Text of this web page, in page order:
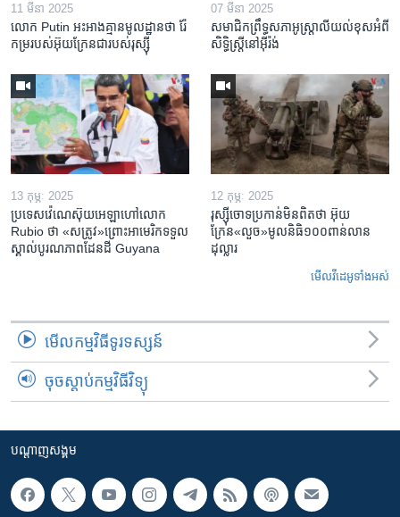
11 មីនា 2025
លោក Putin អះអាង​គ្មាន​មូលដ្ឋាន​ថា រ៉ែ​
កម្រ​របស់​អ៊ុយក្រែន​ជា​របស់​រុស្ស៊ី
07 មីនា 2025
សមាជិកព្រឹទ្ធសភាអូស្ត្រាលីយល់ខុសអំពី
សិទ្ធិស្ត្រីនៅអ៊ីរ៉ង់
13 កុម្ភៈ 2025
ប្រទេសវ៉េណេស៊ុយអេឡាហៅលោក
Rubio ថា «សត្រូវ»ព្រោះអាមេរិកទទួល
ស្គាល់បូរណភាពដែនដី Guyana
12 កុម្ភៈ 2025
រុស្ស៊ីចោទប្រកាន់មិនពិតថា អ៊ុយ
ក្រែន«លួច»មូលនិធិ១០០ពាន់លាន
ដុល្លារ
មើល​វីដេអូ​ទាំង​អស់
មើល​កម្មវិធី​ទូរទស្សន៍
ចុចស្តាប់កម្មវិធីវិទ្យុ
បណ្តាញ​សង្គម